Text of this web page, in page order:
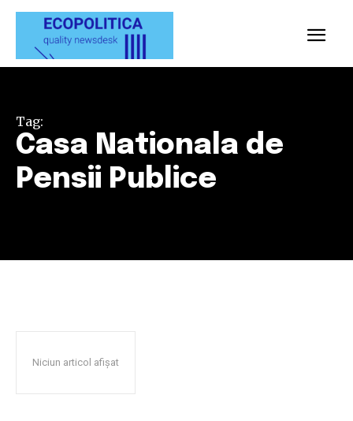
Tag:
Casa Nationala de
Pensii Publice
Niciun articol afișat